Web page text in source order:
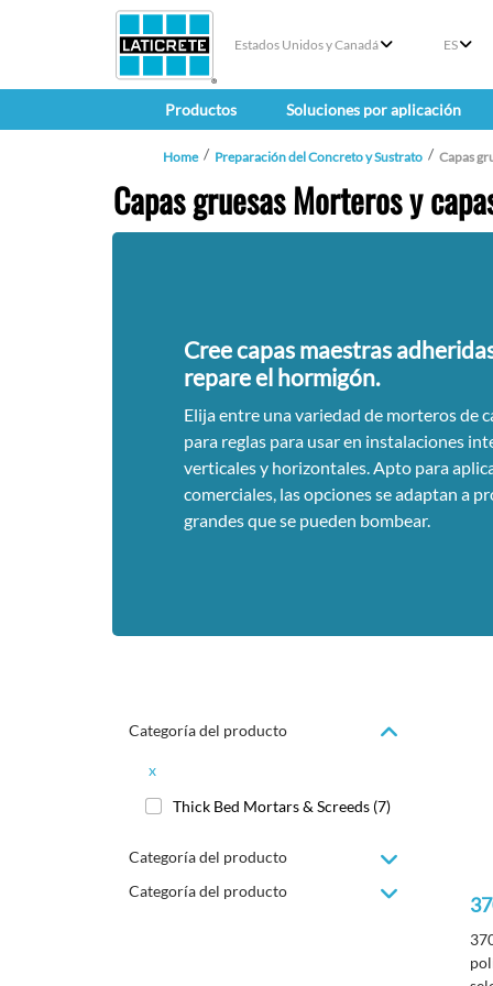
Estados Unidos y Canadá ES
Productos Soluciones por aplicación
Home Preparación del Concreto y Sustrato Capas
Capas gruesas Morteros y
Cree capas maestras
repare el hormigón.
Elija entre una variedad de morteros de
para reglas para usar en instalaciones
verticales y horizontales. Apto para
comerciales, las opciones se adaptan a
grandes que se pueden bombear.
Categoría del producto
x
Thick Bed Mortars & Screeds (7)
Categoría del producto
Categoría del producto